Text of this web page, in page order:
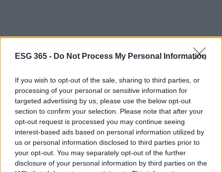
ESG 365 - Do Not Process My Personal Information
If you wish to opt-out of the sale, sharing to third parties, or
processing of your personal or sensitive information for
targeted advertising by us, please use the below opt-out
section to confirm your selection. Please note that after your
opt-out request is processed you may continue seeing
interest-based ads based on personal information utilized by
us or personal information disclosed to third parties prior to
your opt-out. You may separately opt-out of the further
disclosure of your personal information by third parties on the
AUTORE
AiAdhubMedia